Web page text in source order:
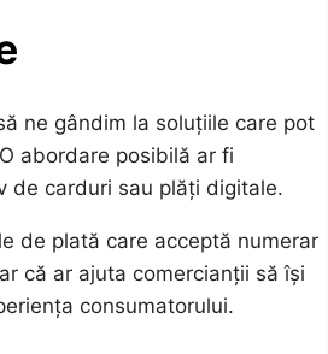
ne gândim la soluțiile care pot
abordare posibilă ar fi
de carduri sau plăți digitale.
de plată care acceptă numerar
că ar ajuta comercianții să își
consumatorului.